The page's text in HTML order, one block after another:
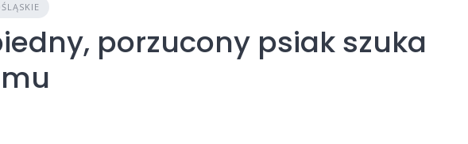
porzucony psiak szuka